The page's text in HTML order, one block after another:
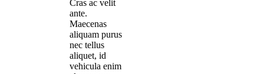
Cras ac velit
ante.
Maecenas
aliquam purus
nec tellus
aliquet, id
vehicula enim